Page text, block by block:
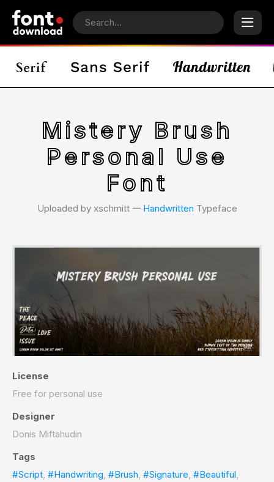
Mistery Brush
Personal Use
Font
Uploaded by xschmitt 𑁋 Handwritten Typeface
License
Free for personal use
Designer
Donis Miftahudin
Tags
#Script, #Handwriting, #Brush, #Signature, #Beautiful,